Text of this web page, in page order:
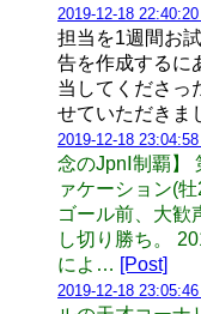
2019-12-18
担当を1週間お
告を作成するに
当してくださっ
せていただきま
2019-12-18
念のJpnⅠ制覇】
ァケーション(
ゴール前、大歓
し切り勝ち。
によ… [Post]
2019-12-18